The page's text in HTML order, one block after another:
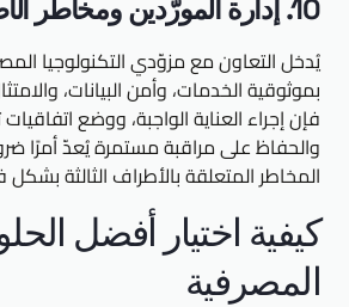
10. إدارة المورّدين ومخاطر الأطراف الثالثة
يُدخل التعاون مع مزوّدي التكنولوجيا
بموثوقية الخدمات، وأمن البيانات،
فإن إجراء العناية الواجبة، ووضع
والحفاظ على مراقبة مستمرة يُعدّ أمرًا
المخاطر المتعلقة بالأطراف الثالثة
كيفية اختيار أفضل
المصرفية